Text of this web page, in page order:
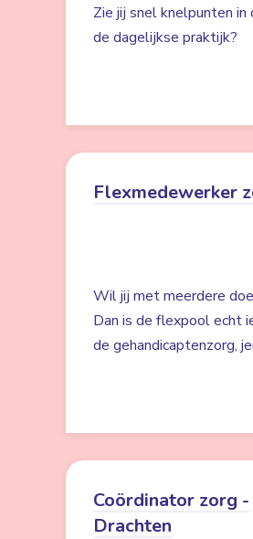
Zie jij snel knelpunten in
de dagelijkse praktijk?
Flexmedewerker
Wil jij met meerdere
Dan is de flexpool echt
de gehandicaptenzorg,
Coördinator zorg -
Drachten